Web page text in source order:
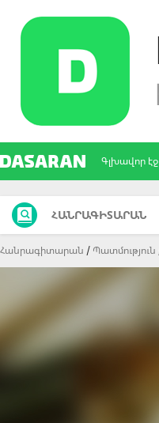
Գլխավոր էջ
ՀԱՆՐԱԳԻՏԱՐԱՆ
Հանրագիտարան Պատմություն